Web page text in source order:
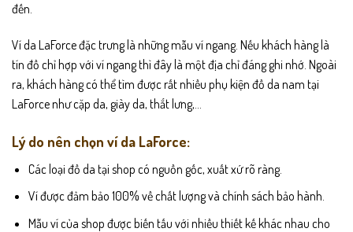
đến.
Ví da LaForce đặc trưng là những mẫu ví ngang. Nếu khách hàng là
tín đồ chỉ hợp với ví ngang thì đây là một địa chỉ đáng ghi nhớ. Ngoài
ra, khách hàng có thể tìm được rất nhiều phụ kiện đồ da nam tại
LaForce như cặp da, giày da, thắt lưng,…
Lý do nên chọn ví da LaForce:
Các loại đồ da tại shop có nguồn gốc, xuất xứ rõ ràng.
Ví được đảm bảo 100% về chất lượng và chính sách bảo hành.
Mẫu ví của shop được biến tấu với nhiều thiết kế khác nhau cho